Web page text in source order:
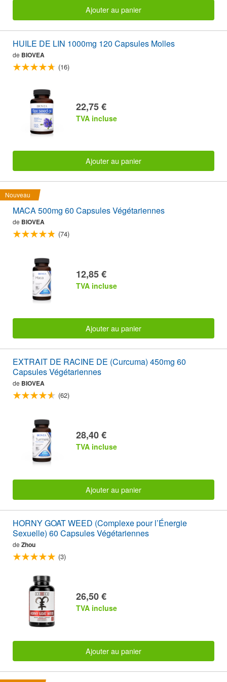
Ajouter au panier
HUILE DE LIN 1000mg 120 Capsules Molles
de BIOVEA
(16)
22,75 €
TVA incluse
Ajouter au panier
Nouveau
MACA 500mg 60 Capsules Végétariennes
de BIOVEA
(74)
12,85 €
TVA incluse
Ajouter au panier
EXTRAIT DE RACINE DE (Curcuma) 450mg 60
Capsules Végétariennes
de BIOVEA
(62)
28,40 €
TVA incluse
Ajouter au panier
HORNY GOAT WEED (Complexe pour l’Énergie
Sexuelle) 60 Capsules Végétariennes
de Zhou
(3)
26,50 €
TVA incluse
Ajouter au panier